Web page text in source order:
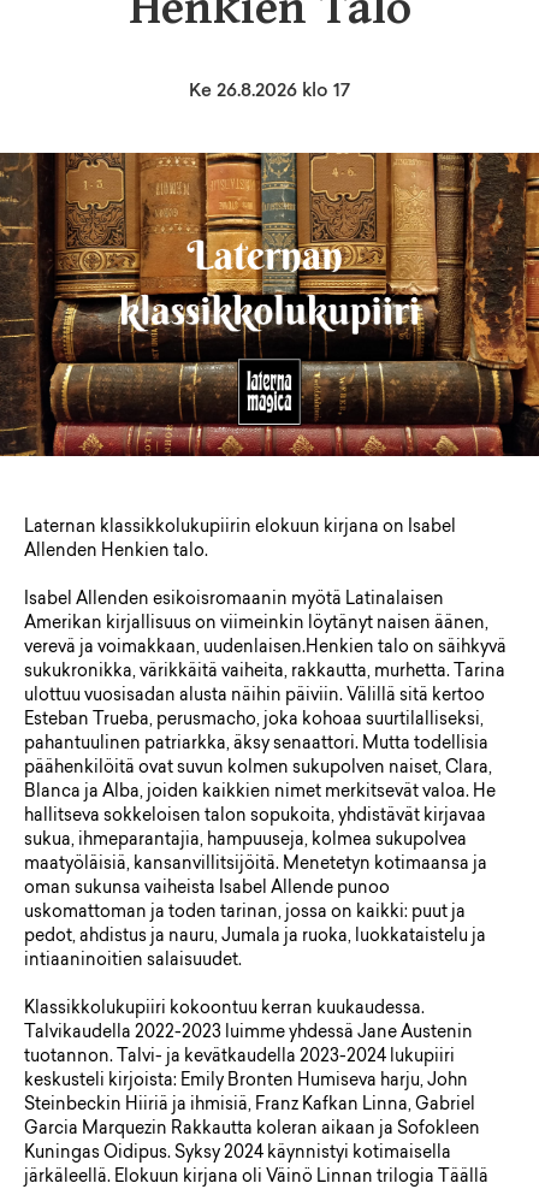
Ke 26.8.2026 klo 17
Laternan klassikkolukupiirin elokuun kirjana on Isabel
Allenden Henkien talo.
Isabel Allenden esikoisromaanin myötä Latinalaisen
Amerikan kirjallisuus on viimeinkin löytänyt naisen äänen,
verevä ja voimakkaan, uudenlaisen.Henkien talo on säihkyvä
sukukronikka, värikkäitä vaiheita, rakkautta, murhetta. Tarina
ulottuu vuosisadan alusta näihin päiviin. Välillä sitä kertoo
Esteban Trueba, perusmacho, joka kohoaa suurtilalliseksi,
pahantuulinen patriarkka, äksy senaattori. Mutta todellisia
päähenkilöitä ovat suvun kolmen sukupolven naiset, Clara,
Blanca ja Alba, joiden kaikkien nimet merkitsevät valoa. He
hallitseva sokkeloisen talon sopukoita, yhdistävät kirjavaa
sukua, ihmeparantajia, hampuuseja, kolmea sukupolvea
maatyöläisiä, kansanvillitsijöitä. Menetetyn kotimaansa ja
oman sukunsa vaiheista Isabel Allende punoo
uskomattoman ja toden tarinan, jossa on kaikki: puut ja
pedot, ahdistus ja nauru, Jumala ja ruoka, luokkataistelu ja
intiaaninoitien salaisuudet.
Klassikkolukupiiri kokoontuu kerran kuukaudessa.
Talvikaudella 2022-2023 luimme yhdessä Jane Austenin
tuotannon. Talvi- ja kevätkaudella 2023-2024 lukupiiri
keskusteli kirjoista: Emily Bronten Humiseva harju, John
Steinbeckin Hiiriä ja ihmisiä, Franz Kafkan Linna, Gabriel
Garcia Marquezin Rakkautta koleran aikaan ja Sofokleen
Kuningas Oidipus. Syksy 2024 käynnistyi kotimaisella
järkäleellä. Elokuun kirjana oli Väinö Linnan trilogia Täällä